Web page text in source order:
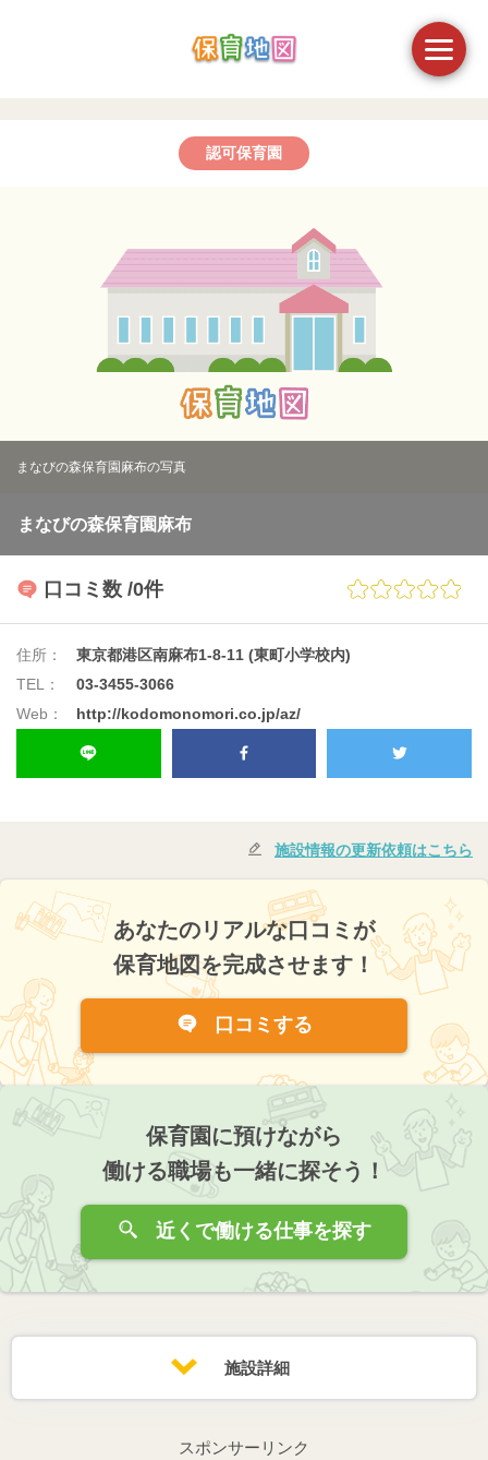
認可保育園
まなびの森保育園麻布の写真
まなびの森保育園麻布
口コミ数 /0件
住所：
東京都港区南麻布1-8-11 (東町小学校内)
TEL：
03-3455-3066
Web：
http://kodomonomori.co.jp/az/
施設情報の更新依頼はこちら
あなたのリアルな口コミが
保育地図を完成させます！
口コミする
保育園に預けながら
働ける職場も一緒に探そう！
近くで働ける仕事を探す
施設詳細
スポンサーリンク